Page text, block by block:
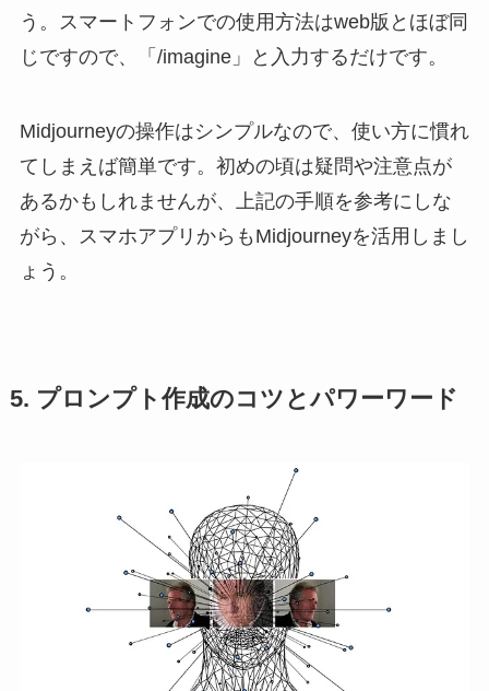
う。スマートフォンでの使用方法はweb版とほぼ同
じですので、「/imagine」と入力するだけです。
Midjourneyの操作はシンプルなので、使い方に慣れ
てしまえば簡単です。初めの頃は疑問や注意点が
あるかもしれませんが、上記の手順を参考にしな
がら、スマホアプリからもMidjourneyを活用しまし
ょう。
5. プロンプト作成のコツとパワーワード